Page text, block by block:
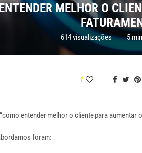
MELHOR O
614visualizações 5
1
entender melhor o cliente para aumentar
foram: